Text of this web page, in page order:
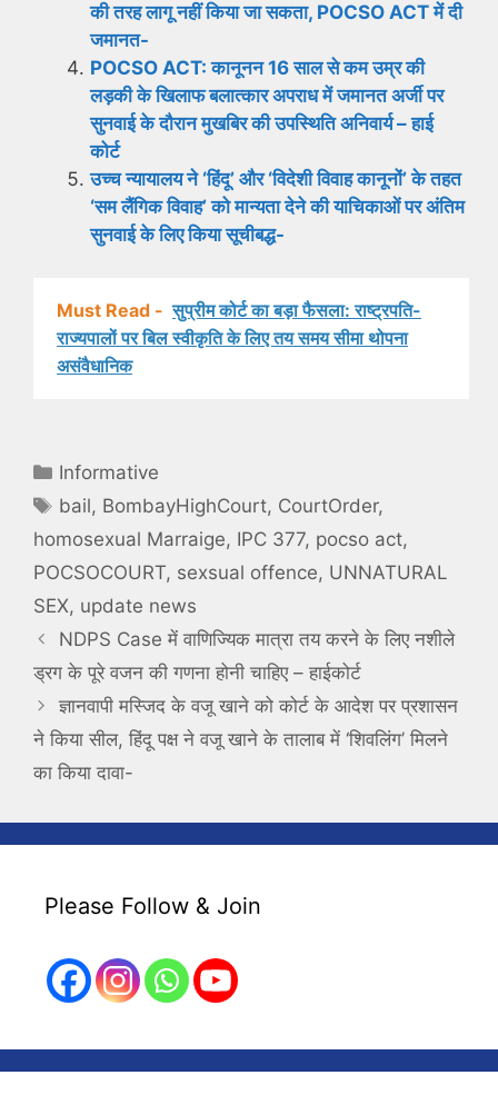
की तरह लागू नहीं किया जा सकता, POCSO ACT में दी
जमानत-
POCSO ACT: कानूनन 16 साल से कम उम्र की
लड़की के खिलाफ बलात्कार अपराध में जमानत अर्जी पर
सुनवाई के दौरान मुखबिर की उपस्थिति अनिवार्य – हाई
कोर्ट
उच्च न्यायालय ने ‘हिंदू’ और ‘विदेशी विवाह कानूनों’ के तहत
‘सम लैंगिक विवाह’ को मान्यता देने की याचिकाओं पर अंतिम
सुनवाई के लिए किया सूचीबद्ध-
Must Read - सुप्रीम कोर्ट का बड़ा फैसला: राष्ट्रपति-
राज्यपालों पर बिल स्वीकृति के लिए तय समय सीमा थोपना
असंवैधानिक
Categories
Informative
Tags
bail, BombayHighCourt, CourtOrder,
homosexual Marraige, IPC 377, pocso act,
POCSOCOURT, sexsual offence, UNNATURAL
SEX, update news
NDPS Case में वाणिज्यिक मात्रा तय करने के लिए नशीले
ड्रग के पूरे वजन की गणना होनी चाहिए – हाईकोर्ट
ज्ञानवापी मस्जिद के वजू खाने को कोर्ट के आदेश पर प्रशासन
ने किया सील, हिंदू पक्ष ने वजू खाने के तालाब में ‘शिवलिंग’ मिलने
का किया दावा-
Please Follow & Join